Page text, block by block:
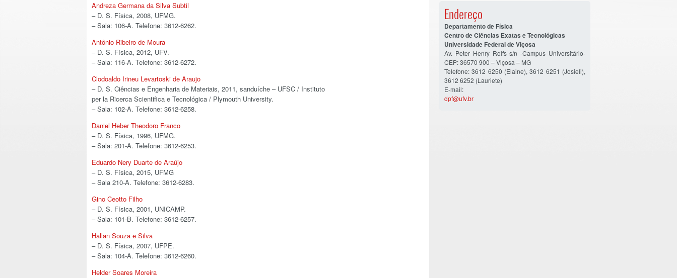
Andreza Germana da Silva Subtil
– D. S. Física, 2008, UFMG.
– Sala: 106-A. Telefone: 3612-6262.
Antônio Ribeiro de Moura
– D. S. Física, 2012, UFV.
– Sala: 116-A. Telefone: 3612-6272.
Clodoaldo Irineu Levartoski de Araujo
– D. S. Ciências e Engenharia de Materiais, 2011, sanduíche – UFSC / Instituto
per la Ricerca Scientifica e Tecnológica / Plymouth University.
– Sala: 102-A. Telefone: 3612-6258.
Daniel Heber Theodoro Franco
– D. S. Física, 1996, UFMG.
– Sala: 201-A. Telefone: 3612-6253.
Eduardo Nery Duarte de Araújo
– D. S. Física, 2015, UFMG
– Sala 210-A. Telefone: 3612-6283.
Gino Ceotto Filho
– D. S. Física, 2001, UNICAMP.
– Sala: 101-B. Telefone: 3612-6257.
Hallan Souza e Silva
– D. S. Física, 2007, UFPE.
– Sala: 104-A. Telefone: 3612-6260.
Helder Soares Moreira
Endereço
Departamento de Física
Centro de Ciências Exatas e Tecnológicas
Universidade Federal de Viçosa
Av. Peter Henry Rolfs s/n -Campus Universitário-
CEP: 36570 900 – Viçosa – MG
Telefone: 3612 6250 (Elaine), 3612 6251 (Josieli),
3612 6252 (Lauriete)
E-mail:
dpf@ufv.br